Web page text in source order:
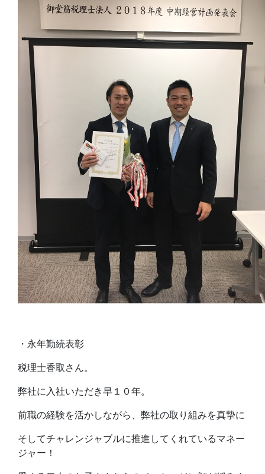
・永年勤続表彰
税理士香取さん。
弊社に入社いただき早１０年。
前職の経験を活かしながら、弊社の取り組みを真摯に
そしてチャレンジャブルに推進してくれているマネー
ジャー！